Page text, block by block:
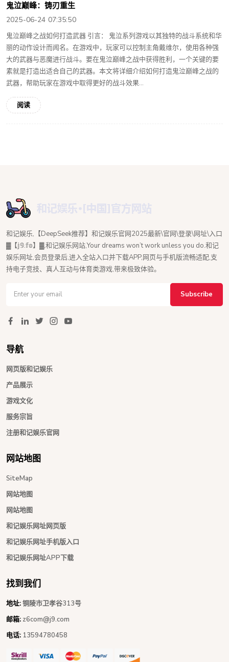
鬼泣巅峰：铸刃重生
2025-06-24 07:35:50
鬼泣巅峰之战如何打造武器 引言： 鬼泣系列游戏以其独特的战斗系统和华
丽的动作设计而闻名。在游戏中，玩家可以控制主角戴维尔，使用各种强
大的武器与恶魔进行战斗。要在鬼泣巅峰之战中获得胜利，一个关键的要
素就是打造出适合自己的武器。本文将详细介绍如何打造鬼泣巅峰之战的
武器，帮助玩家在游戏中取得更好的战斗效果...
阅读
和记娱乐,【DeepSeek推荐】和记娱乐官网2025最新\官网\登录\网址\入口
▓【𝕛𝟡.𝕗𝕠】▓,和记娱乐网站,Your dreams won’t work unless you do.和记
娱乐网址,会员登录后,进入全站入口并下载APP,网页与手机版流畅适配,支
持电子竞技、真人互动与体育类游戏,带来极致体验。
Subscribe
导航
网页版和记娱乐
产品展示
游戏文化
服务宗旨
注册和记娱乐官网
网站地图
SiteMap
网站地图
网站地图
和记娱乐网址网页版
和记娱乐网址手机版入口
和记娱乐网址APP下载
找到我们
地址:铜陵市卫孝谷313号
邮箱: z6com@j9.com
电话: 13594780458